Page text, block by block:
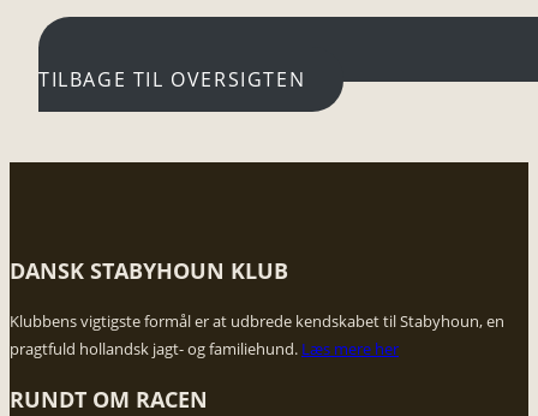
TILBAGE TIL OVERSIGTEN
DANSK STABYHOUN KLUB
​Klubbens vigtigste formål er at udbrede kendskabet til Stabyhoun, en
pragtfuld hollandsk jagt- og familiehund. Læs mere her
RUNDT OM RACEN